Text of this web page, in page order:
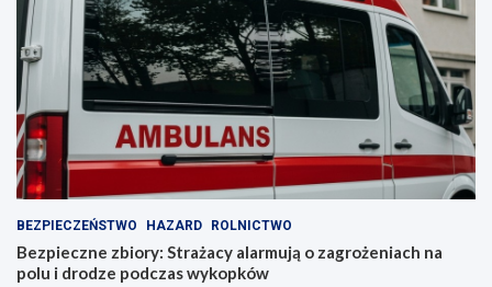
BEZPIECZEŃSTWO HAZARD ROLNICTWO
Bezpieczne zbiory: Strażacy alarmują o zagrożeniach na
polu i drodze podczas wykopków